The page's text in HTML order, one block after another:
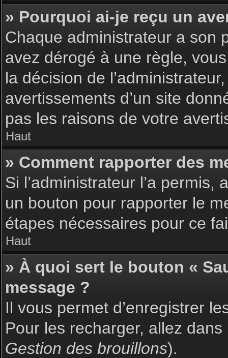
» Pourquoi ai-je reçu un
Chaque administrateur a son
avez dérogé à une règle,
la décision de
avertissements d’un site
pas les raisons de votre
Haut
» Comment rapporter des
Si l’administrateur l’a
un bouton pour rapporter le
étapes nécessaires pour ce
Haut
» À quoi sert le bouton «
message ?
Il vous permet d’enregistrer
Pour les recharger, allez
Gestion des brouillons).